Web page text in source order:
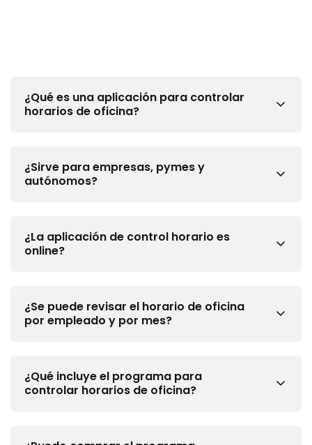
¿Qué es una aplicación para controlar
horarios de oficina?
¿Sirve para empresas, pymes y
autónomos?
¿La aplicación de control horario es
online?
¿Se puede revisar el horario de oficina
por empleado y por mes?
¿Qué incluye el programa para
controlar horarios de oficina?